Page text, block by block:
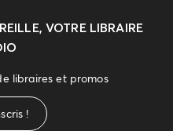
VOTRE LIBRAIRE
libraires et promos
!